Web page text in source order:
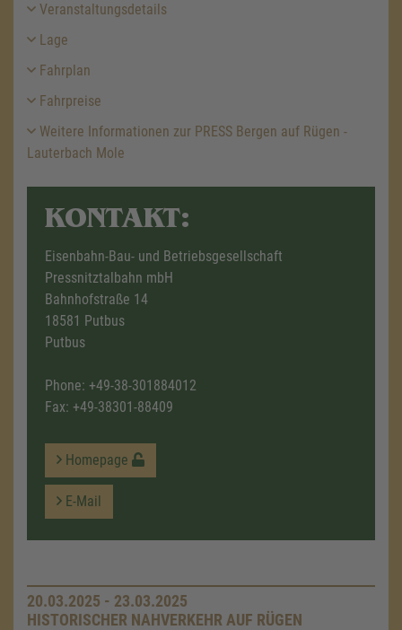
Veranstaltungsdetails
Lage
Fahrplan
Fahrpreise
Weitere Informationen zur PRESS Bergen auf Rügen -
Lauterbach Mole
KONTAKT:
Eisenbahn-Bau- und Betriebsgesellschaft
Pressnitztalbahn mbH
Bahnhofstraße 14
18581 Putbus
Putbus
Phone: +49-38-301884012
Fax: +49-38301-88409
Homepage
E-Mail
20.03.2025 - 23.03.2025
HISTORISCHER NAHVERKEHR AUF RÜGEN